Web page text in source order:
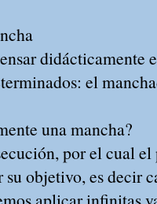
didácticamente
el
una mancha?
por el cual
objetivo, es decir